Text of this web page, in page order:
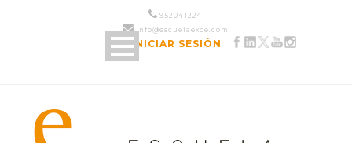
952 04 12 24
info@escuelaexce.com
INICIAR SESIÓN